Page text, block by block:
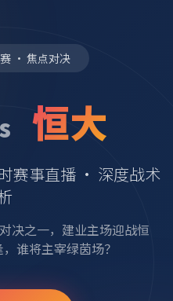
· 焦点对决
恒大
赛事直播 · 深度战术
决之一，建业主场迎战恒
谁将主宰绿茵场？